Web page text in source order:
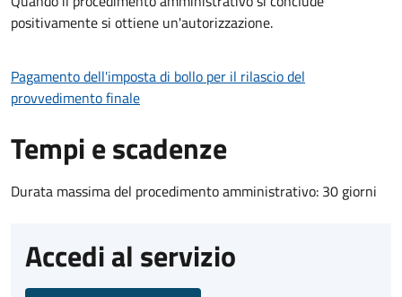
positivamente si ottiene un'autorizzazione.
Pagamento dell'imposta di bollo per il rilascio del
provvedimento finale
Tempi e scadenze
Durata massima del procedimento amministrativo: 30 giorni
Accedi al servizio